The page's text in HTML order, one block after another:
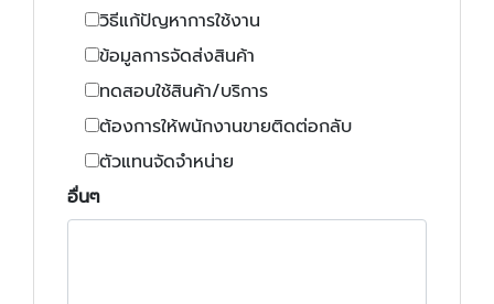
วิธีแก้ปัญหาการใช้งาน
ข้อมูลการจัดส่งสินค้า
ทดสอบใช้สินค้า/บริการ
ต้องการให้พนักงานขายติดต่อกลับ
ตัวแทนจัดจำหน่าย
อื่นๆ